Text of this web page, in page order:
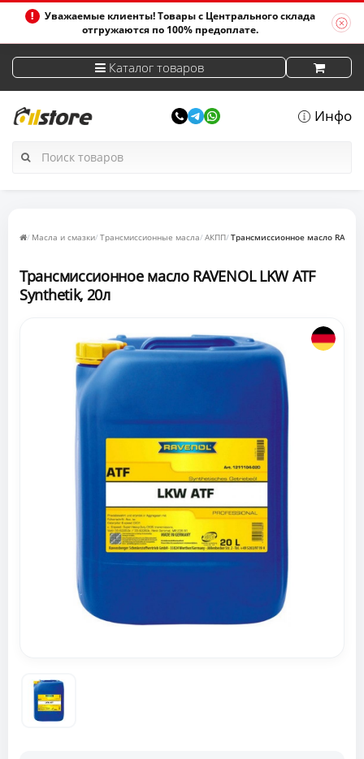
Уважаемые клиенты! Товары с Центрального склада
отгружаются по 100% предоплате.
Каталог товаров
Инфо
Масла и смазки Трансмиссионные масла АКПП Трансмиссионное масло
Трансмиссионное масло RAVENOL LKW ATF
Synthetik, 20л